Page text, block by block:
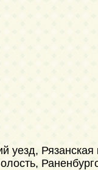
уезд, Рязанская